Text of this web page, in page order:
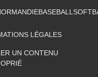
LÉGALES
UN CONTENU